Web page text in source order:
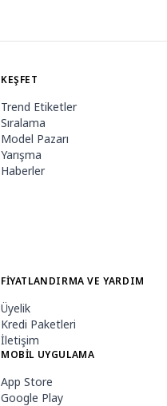
KEŞFET
Trend Etiketler
Sıralama
Model Pazarı
Yarışma
Haberler
FIYATLANDIRMA VE YARDIM
Üyelik
Kredi Paketleri
İletişim
MOBIL UYGULAMA
App Store
Google Play